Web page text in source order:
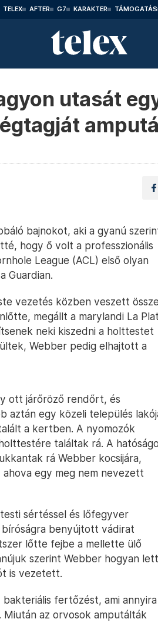
TELEX AFTER G7 KARAKTER TÁMOGATÁS
utasát
bajnokot, aki a gyanú
hogy ő volt a professzionális
League (ACL) első olyan
a Guardian.
vezetés közben veszett össze
megállt a marylandi La
neki kiszedni a holttestet
Webber pedig elhajtott a
ott járőröző rendőrt, és
aztán egy közeli település
a kertben. A nyomozók
találtak rá. A
rá Webber kocsijára,
egy meg nem nevezett
sértéssel és lőfegyver
bíróságra benyújtott vádirat
lőtte fejbe a mellette ülő
szerint Webber hogyan lett
is vezetett.
fertőzést, ami annyira
az orvosok amputálták